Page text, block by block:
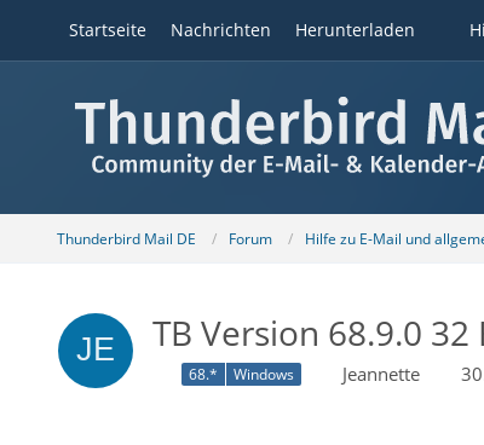
Startseite Nachrichten Herunterladen
Thunderbird Mail DE Forum Hilfe zu E-Mail und
TB Version 68.9.0 32
68.* Windows Jeannette